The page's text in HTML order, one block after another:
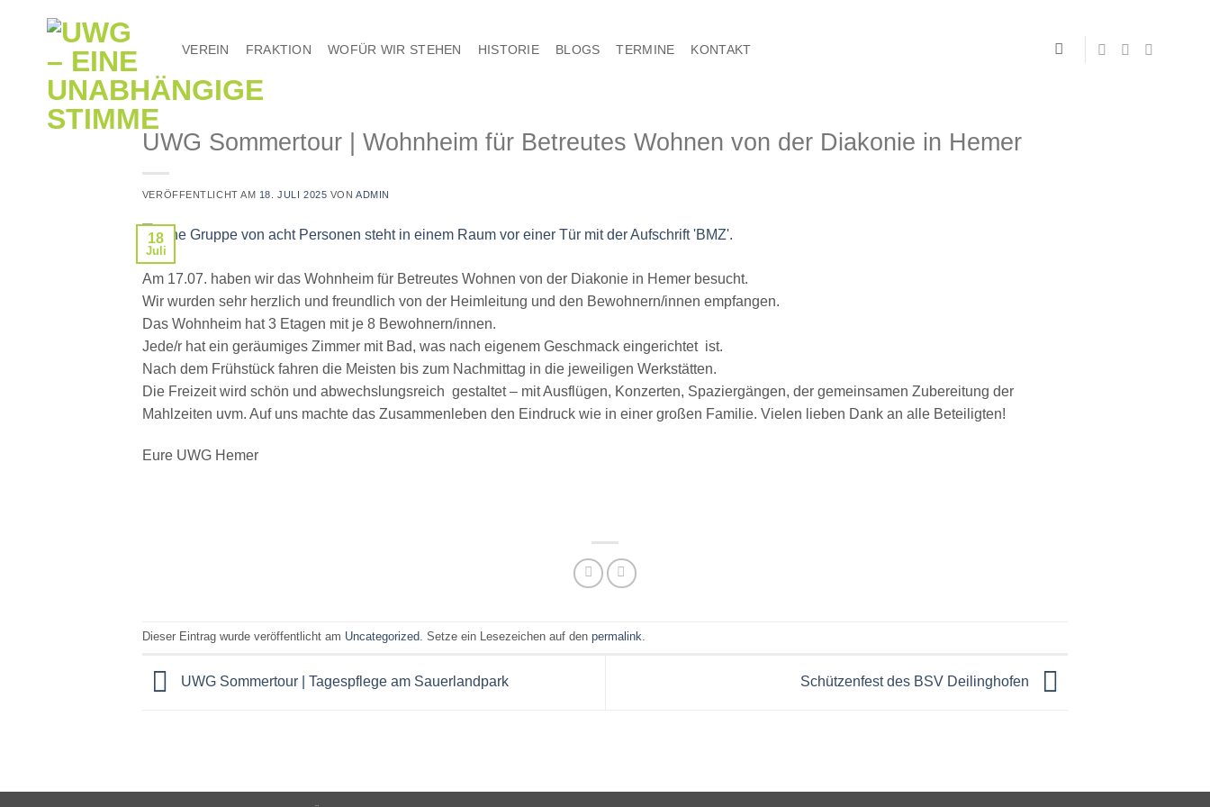
VEREIN FRAKTION WOFÜR WIR STEHEN HISTORIE BLOGS TERMINE KONTAKT
UWG Sommertour | Wohnheim für Betreutes Wohnen von der Diakonie in Hemer
VERÖFFENTLICHT AM 18. JULI 2025 VONADMIN
18
Juli
Am 17.07. haben wir das Wohnheim für Betreutes Wohnen von der Diakonie in Hemer besucht.
Wir wurden sehr herzlich und freundlich von der Heimleitung und den Bewohnern/innen empfangen.
Das Wohnheim hat 3 Etagen mit je 8 Bewohnern/innen.
Jede/r hat ein geräumiges Zimmer mit Bad, was nach eigenem Geschmack eingerichtet ist.
Nach dem Frühstück fahren die Meisten bis zum Nachmittag in die jeweiligen Werkstätten.
Die Freizeit wird schön und abwechslungsreich gestaltet – mit Ausflügen, Konzerten, Spaziergängen, der gemeinsamen Zubereitung der
Mahlzeiten uvm. Auf uns machte das Zusammenleben den Eindruck wie in einer großen Familie. Vielen lieben Dank an alle Beteiligten!
Eure UWG Hemer
Dieser Eintrag wurde veröffentlicht am Uncategorized. Setze ein Lesezeichen auf den permalink.
UWG Sommertour | Tagespflege am Sauerlandpark Schützenfest des BSV Deilinghofen